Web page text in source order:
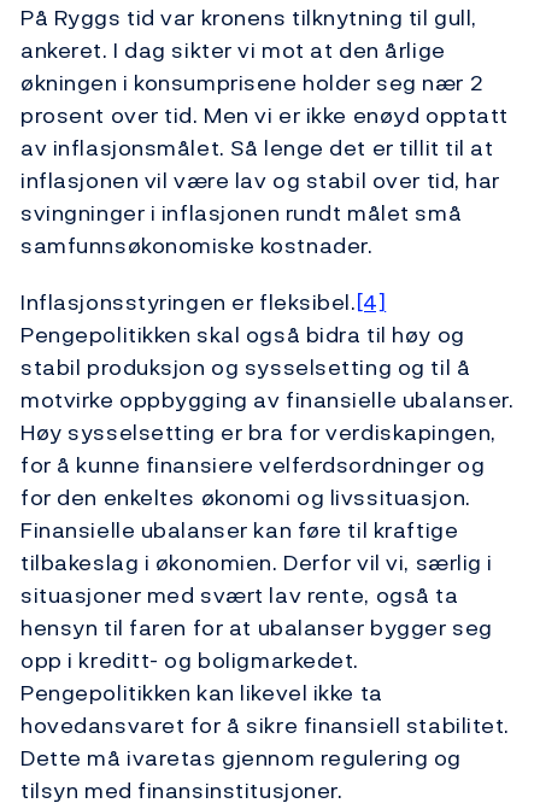
På Ryggs tid var kronens tilknytning til gull,
ankeret. I dag sikter vi mot at den årlige
økningen i konsumprisene holder seg nær 2
prosent over tid. Men vi er ikke enøyd opptatt
av inflasjonsmålet. Så lenge det er tillit til at
inflasjonen vil være lav og stabil over tid, har
svingninger i inflasjonen rundt målet små
samfunnsøkonomiske kostnader.
Inflasjonsstyringen er fleksibel.[4]
Pengepolitikken skal også bidra til høy og
stabil produksjon og sysselsetting og til å
motvirke oppbygging av finansielle ubalanser.
Høy sysselsetting er bra for verdiskapingen,
for å kunne finansiere velferdsordninger og
for den enkeltes økonomi og livssituasjon.
Finansielle ubalanser kan føre til kraftige
tilbakeslag i økonomien. Derfor vil vi, særlig i
situasjoner med svært lav rente, også ta
hensyn til faren for at ubalanser bygger seg
opp i kreditt- og boligmarkedet.
Pengepolitikken kan likevel ikke ta
hovedansvaret for å sikre finansiell stabilitet.
Dette må ivaretas gjennom regulering og
tilsyn med finansinstitusjoner.